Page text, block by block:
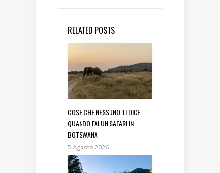
RELATED POSTS
COSE CHE NESSUNO TI DICE
QUANDO FAI UN SAFARI IN
BOTSWANA
5 Agosto 2026